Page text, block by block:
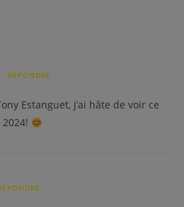
RÉPONDRE
Estanguet, j’ai hâte de voir ce